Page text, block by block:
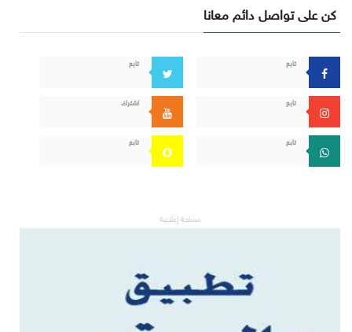
كن على تواصل دائم معانا
تابع تابع
تابع اشترك
تابع تابع
مساحة إعلانية